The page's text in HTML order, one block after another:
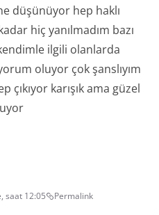
düşünüyor hep haklı
hiç yanılmadım bazı
ilgili olanlarda
oluyor çok şanslıyım
karışık ama güzel
saat 12:05 Permalink